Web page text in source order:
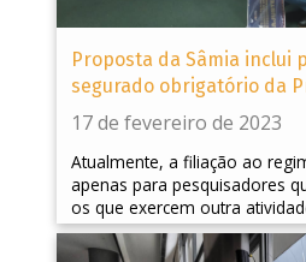
Proposta da Sâmia inclui
segurado obrigatório da
17 de fevereiro de 2023
Atualmente, a filiação ao
apenas para pesquisadores
os que exercem outra